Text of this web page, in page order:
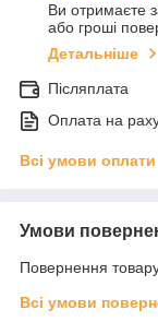
Ви отримаєте
або гроші
Детальніше
Післяплата
Оплата на
Всі умови оплати
Умови
Повернення
Всі умови